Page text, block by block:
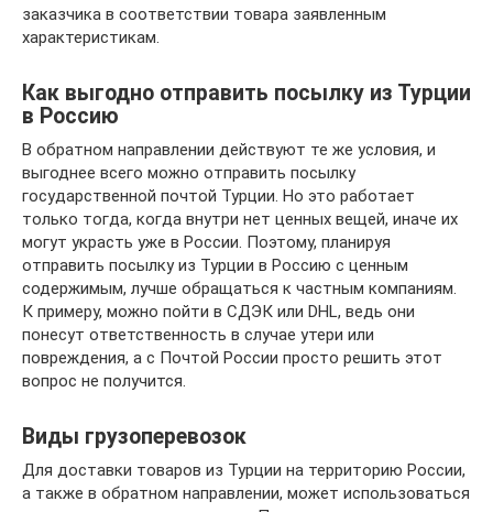
заказчика в соответствии товара заявленным
характеристикам.
Как выгодно отправить посылку из Турции
в Россию
В обратном направлении действуют те же условия, и
выгоднее всего можно отправить посылку
государственной почтой Турции. Но это работает
только тогда, когда внутри нет ценных вещей, иначе их
могут украсть уже в России. Поэтому, планируя
отправить посылку из Турции в Россию с ценным
содержимым, лучше обращаться к частным компаниям.
К примеру, можно пойти в СДЭК или DHL, ведь они
понесут ответственность в случае утери или
повреждения, а с Почтой России просто решить этот
вопрос не получится.
Виды грузоперевозок
Для доставки товаров из Турции на территорию России,
а также в обратном направлении, может использоваться